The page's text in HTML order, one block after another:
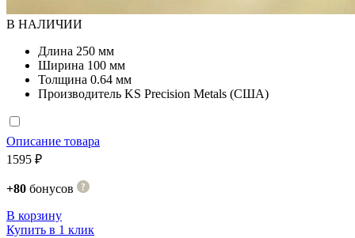
В НАЛИЧИИ
Длина 250 мм
Ширина 100 мм
Толщина 0.64 мм
Производитель KS Precision Metals (США)
Описание товара
1595 ₽
+80 бонусов
В корзину
Купить в 1 клик